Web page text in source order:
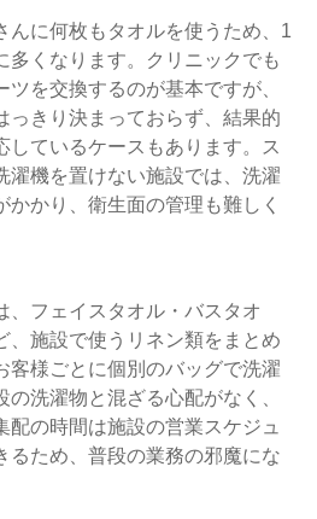
んに何枚もタオルを使うため、1
多くなります。クリニックでも
を交換するのが基本ですが、
っきり決まっておらず、結果的
しているケースもあります。ス
濯機を置けない施設では、洗濯
かり、衛生面の管理も難しく
、フェイスタオル・バスタオ
、施設で使うリネン類をまとめ
客様ごとに個別のバッグで洗濯
洗濯物と混ざる心配がなく、
配の時間は施設の営業スケジュ
るため、普段の業務の邪魔にな